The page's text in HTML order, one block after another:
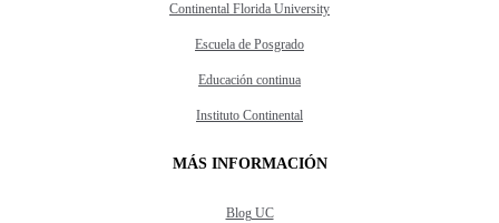
Continental Florida University
Escuela de Posgrado
Educación continua
Instituto Continental
MÁS INFORMACIÓN
Blog UC